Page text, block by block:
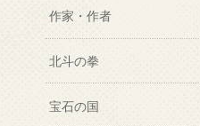
作家・作者
北斗の拳
宝石の国